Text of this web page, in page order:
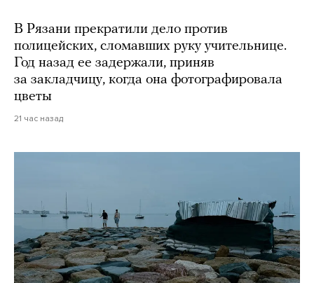
В Рязани прекратили дело против
полицейских, сломавших руку учительнице.
Год назад ее задержали, приняв
за закладчицу, когда она фотографировала
цветы
21 час назад